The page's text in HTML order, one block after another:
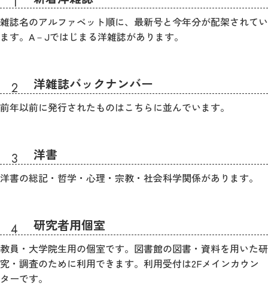
雑誌名のアルファベット順に、最新号と今年分が配架されてい
ます。A－Jではじまる洋雑誌があります。
洋雑誌バックナンバー
前年以前に発行されたものはこちらに並んでいます。
洋書
洋書の総記・哲学・心理・宗教・社会科学関係があります。
研究者用個室
教員・大学院生用の個室です。図書館の図書・資料を用いた研
究・調査のために利用できます。利用受付は2Fメインカウン
ターです。